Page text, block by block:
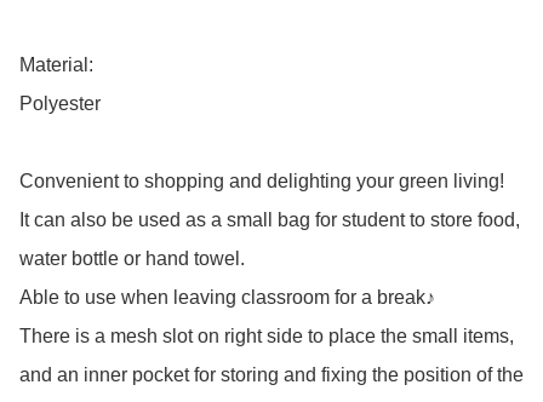
Material:
Polyester
Convenient to shopping and delighting your green living!
It can also be used as a small bag for student to store food,
water bottle or hand towel.
Able to use when leaving classroom for a break♪
There is a mesh slot on right side to place the small items,
and an inner pocket for storing and fixing the position of the